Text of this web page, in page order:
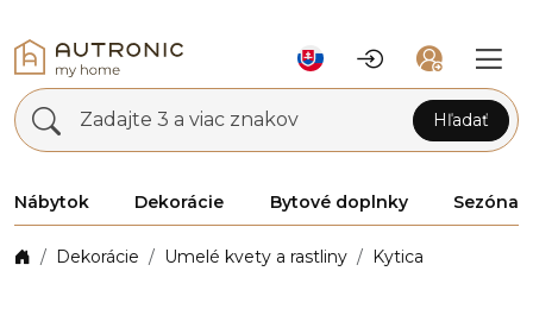
Zadajte 3 a viac znakov Hľadať
Nábytok Dekorácie Bytové doplnky Sezóna
Dekorácie Umelé kvety a rastliny Kytica